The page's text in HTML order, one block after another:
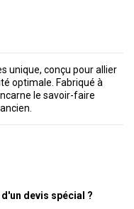
unique, conçu pour allier
optimale. Fabriqué à
le savoir-faire
devis spécial ?